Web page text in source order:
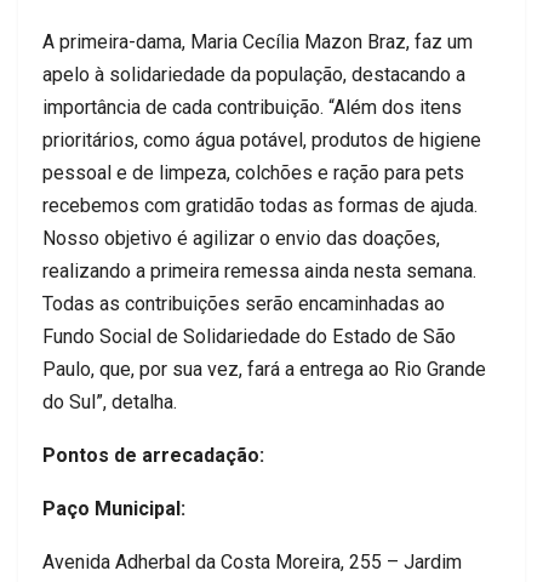
A primeira-dama, Maria Cecília Mazon Braz, faz um
apelo à solidariedade da população, destacando a
importância de cada contribuição. “Além dos itens
prioritários, como água potável, produtos de higiene
pessoal e de limpeza, colchões e ração para pets
recebemos com gratidão todas as formas de ajuda.
Nosso objetivo é agilizar o envio das doações,
realizando a primeira remessa ainda nesta semana.
Todas as contribuições serão encaminhadas ao
Fundo Social de Solidariedade do Estado de São
Paulo, que, por sua vez, fará a entrega ao Rio Grande
do Sul”, detalha.
Pontos de arrecadação:
Paço Municipal:
Avenida Adherbal da Costa Moreira, 255 – Jardim